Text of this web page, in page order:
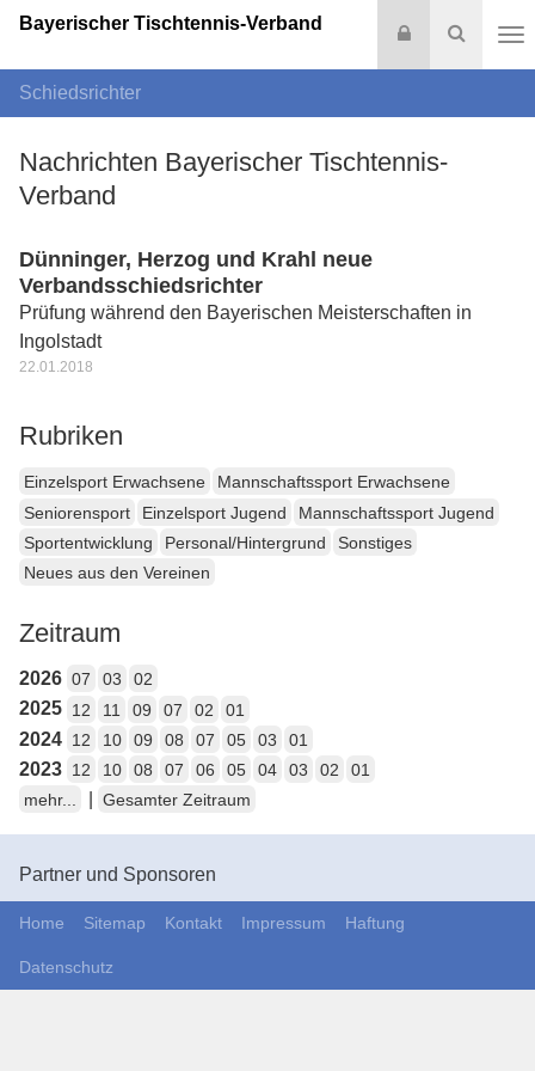
Suche
Login
Bayerischer Tischtennis-Verband
Schiedsrichter
Nachrichten Bayerischer Tischtennis-
Verband
Dünninger, Herzog und Krahl neue
Verbandsschiedsrichter
Prüfung während den Bayerischen Meisterschaften in
Ingolstadt
22.01.2018
Rubriken
Einzelsport Erwachsene
Mannschaftssport Erwachsene
Seniorensport
Einzelsport Jugend
Mannschaftssport Jugend
Sportentwicklung
Personal/Hintergrund
Sonstiges
Neues aus den Vereinen
Zeitraum
2026 07 03 02
2025 12 11 09 07 02 01
2024 12 10 09 08 07 05 03 01
2023 12 10 08 07 06 05 04 03 02
01
mehr...
Gesamter Zeitraum
Partner und Sponsoren
Home Sitemap Kontakt Impressum Haftung
Datenschutz